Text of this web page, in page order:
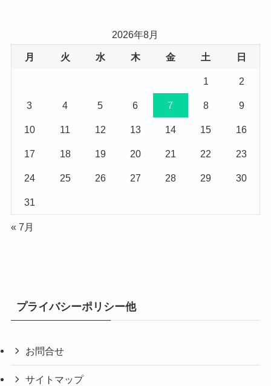
2026年8月
月 火 水 木 金 土 日
1 2
3 4 5 6 7 8 9
10 11 12 13 14 15 16
17 18 19 20 21 22 23
24 25 26 27 28 29 30
31
« 7月
プライバシーポリシー他
お問合せ
サイトマップ